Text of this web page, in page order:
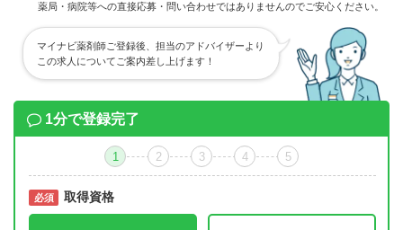
薬局・病院等への直接応募・問い合わせではありませんのでご安心ください。
マイナビ薬剤師ご登録後、担当のアドバイザーより
この求人についてご案内差し上げます！
1分で登録完了
1 2 3 4 5
必須 取得資格